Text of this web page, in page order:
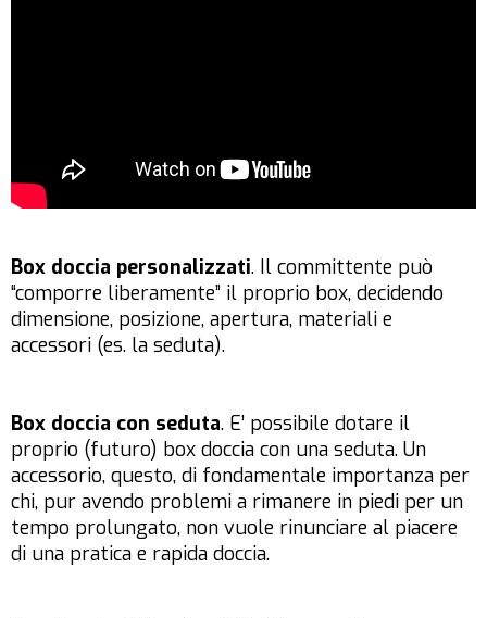
Box doccia personalizzati. Il committente può
“comporre liberamente” il proprio box, decidendo
dimensione, posizione, apertura, materiali e
accessori (es. la seduta).
Box doccia con seduta. E’ possibile dotare il
proprio (futuro) box doccia con una seduta. Un
accessorio, questo, di fondamentale importanza per
chi, pur avendo problemi a rimanere in piedi per un
tempo prolungato, non vuole rinunciare al piacere
di una pratica e rapida doccia.